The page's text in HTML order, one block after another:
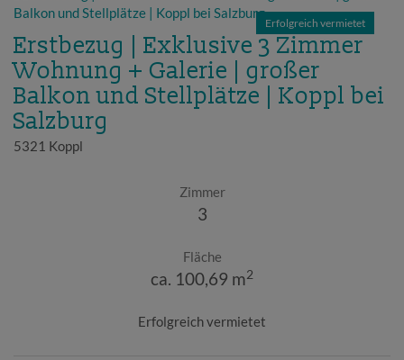
Erfolgreich vermietet
Erstbezug | Exklusive 3 Zimmer
Wohnung + Galerie | großer
Balkon und Stellplätze | Koppl bei
Salzburg
5321 Koppl
Zimmer
3
Fläche
ca. 100,69 m2
Erfolgreich vermietet